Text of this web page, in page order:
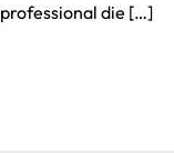
die […]